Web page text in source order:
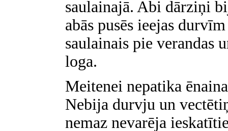
saulainajā. Abi dārziņi
abās pusēs ieejas
saulainais pie verandas
loga.
Meitenei nepatika
Nebija durvju un
nemaz nevarēja